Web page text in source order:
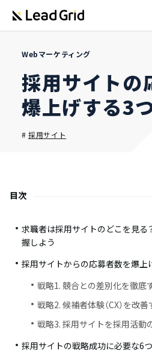
Webマーケティング
採用サイトの
爆上げする3
#採用サイト
目次
求職者は採用サイトのどこを見る
握しよう
採用サイトからの応募者数を爆上
戦略1. 競合との差別化を徹底
戦略2. 候補者体験（CX）を改善
戦略3. 採用サイトを採用活動
採用サイトの戦略成功に必要な6